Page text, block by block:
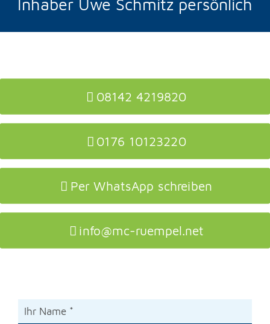
Inhaber Uwe Schmitz persönlich
08142 4219820
0176 10123220
Per WhatsApp schreiben
info@mc-ruempel.net